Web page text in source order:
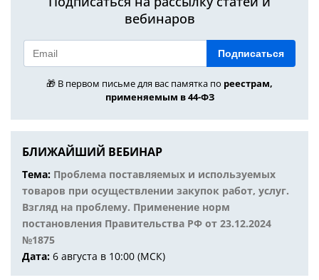
вебинаров
Подписаться
🎁 В первом письме для вас памятка по реестрам,
применяемым в 44-ФЗ
БЛИЖАЙШИЙ ВЕБИНАР
Тема: Проблема поставляемых и используемых
товаров при осуществлении закупок работ, услуг.
Взгляд на проблему. Применение норм
постановления Правительства РФ от 23.12.2024
№1875
Дата: 6 августа в 10:00 (МСК)